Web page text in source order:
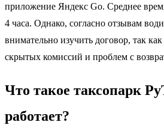
приложение Яндекс Go. Среднее
4 часа. Однако, согласно отзывам
внимательно изучить договор, так
скрытых комиссий и проблем с
Что такое таксопарк
работает?